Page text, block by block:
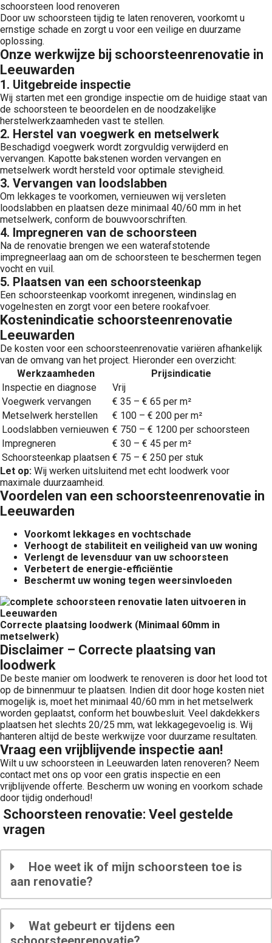
schoorsteen lood renoveren
Door uw schoorsteen tijdig te laten renoveren, voorkomt u
ernstige schade en zorgt u voor een veilige en duurzame
oplossing.
Onze werkwijze bij schoorsteenrenovatie in
Leeuwarden
1. Uitgebreide inspectie
Wij starten met een grondige inspectie om de huidige staat van
de schoorsteen te beoordelen en de noodzakelijke
herstelwerkzaamheden vast te stellen.
2. Herstel van voegwerk en metselwerk
Beschadigd voegwerk wordt zorgvuldig verwijderd en
vervangen. Kapotte bakstenen worden vervangen en
metselwerk wordt hersteld voor optimale stevigheid.
3. Vervangen van loodslabben
Om lekkages te voorkomen, vernieuwen wij versleten
loodslabben en plaatsen deze minimaal 40/60 mm in het
metselwerk, conform de bouwvoorschriften.
4. Impregneren van de schoorsteen
Na de renovatie brengen we een waterafstotende
impregneerlaag aan om de schoorsteen te beschermen tegen
vocht en vuil.
5. Plaatsen van een schoorsteenkap
Een schoorsteenkap voorkomt inregenen, windinslag en
vogelnesten en zorgt voor een betere rookafvoer.
Kostenindicatie schoorsteenrenovatie
Leeuwarden
De kosten voor een schoorsteenrenovatie variëren afhankelijk
van de omvang van het project. Hieronder een overzicht:
Werkzaamheden
Prijsindicatie
Inspectie en diagnose
Vrij
Voegwerk vervangen
€ 35 – € 65 per m²
Metselwerk herstellen
€ 100 – € 200 per m²
Loodslabben vernieuwen € 750 – € 1200 per schoorsteen
Impregneren
€ 30 – € 45 per m²
Schoorsteenkap plaatsen € 75 – € 250 per stuk
Let op: Wij werken uitsluitend met echt loodwerk voor
maximale duurzaamheid.
Voordelen van een schoorsteenrenovatie in
Leeuwarden
Voorkomt lekkages en vochtschade
Verhoogt de stabiliteit en veiligheid van uw woning
Verlengt de levensduur van uw schoorsteen
Verbetert de energie-efficiëntie
Beschermt uw woning tegen weersinvloeden
Correcte plaatsing loodwerk (Minimaal 60mm in
metselwerk)
Disclaimer – Correcte plaatsing van
loodwerk
De beste manier om loodwerk te renoveren is door het lood tot
op de binnenmuur te plaatsen. Indien dit door hoge kosten niet
mogelijk is, moet het minimaal 40/60 mm in het metselwerk
worden geplaatst, conform het bouwbesluit. Veel dakdekkers
plaatsen het slechts 20/25 mm, wat lekkagegevoelig is. Wij
hanteren altijd de beste werkwijze voor duurzame resultaten.
Vraag een vrijblijvende inspectie aan!
Wilt u uw schoorsteen in Leeuwarden laten renoveren? Neem
contact met ons op voor een gratis inspectie en een
vrijblijvende offerte. Bescherm uw woning en voorkom schade
door tijdig onderhoud!
Schoorsteen renovatie: Veel gestelde
vragen
Hoe weet ik of mijn schoorsteen toe is
aan renovatie?
Wat gebeurt er tijdens een